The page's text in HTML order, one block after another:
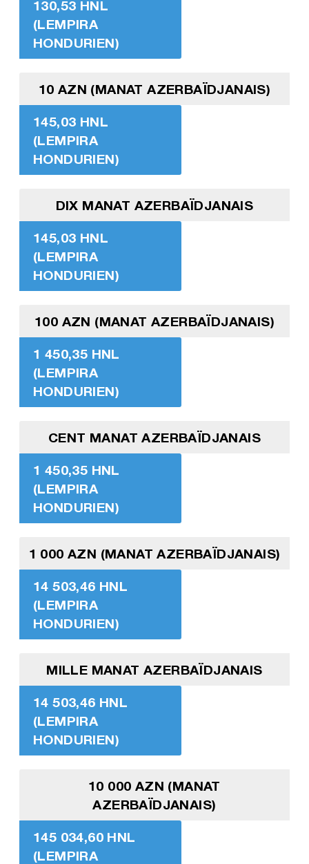
130,53 HNL
(LEMPIRA
HONDURIEN)
10 AZN (MANAT AZERBAÏDJANAIS)
145,03 HNL
(LEMPIRA
HONDURIEN)
DIX MANAT AZERBAÏDJANAIS
145,03 HNL
(LEMPIRA
HONDURIEN)
100 AZN (MANAT AZERBAÏDJANAIS)
1 450,35 HNL
(LEMPIRA
HONDURIEN)
CENT MANAT AZERBAÏDJANAIS
1 450,35 HNL
(LEMPIRA
HONDURIEN)
1 000 AZN (MANAT AZERBAÏDJANAIS)
14 503,46 HNL
(LEMPIRA
HONDURIEN)
MILLE MANAT AZERBAÏDJANAIS
14 503,46 HNL
(LEMPIRA
HONDURIEN)
10 000 AZN (MANAT
AZERBAÏDJANAIS)
145 034,60 HNL
(LEMPIRA